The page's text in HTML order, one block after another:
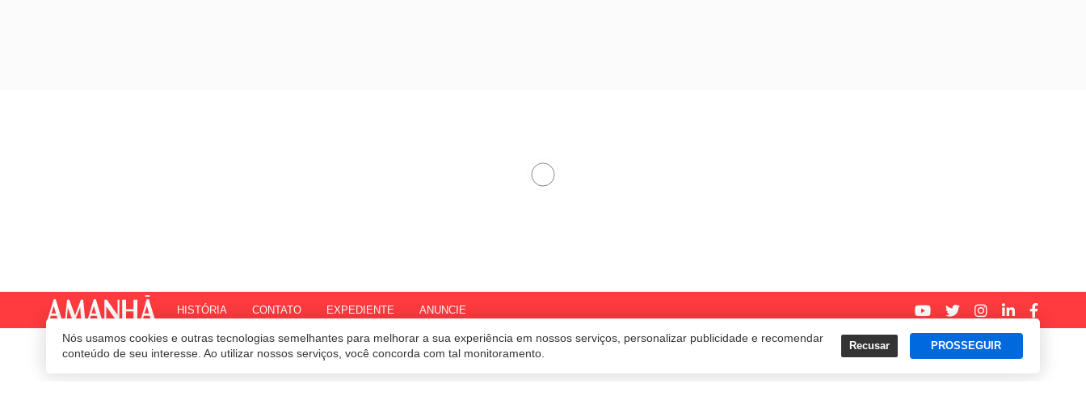
Nós usamos cookies e outras tecnologias semelhantes para melhorar a sua experiência em nossos serviços, personalizar publicidade e recomendar
conteúdo de seu interesse. Ao utilizar nossos serviços, você concorda com tal monitoramento.
Recusar PROSSEGUIR
HISTÓRIA CONTATO EXPEDIENTE ANUNCIE
© 2020 Revista Amanhã. Todos os direitos reservados.Desenvolvido por Termos e Políticas de Uso Privacidade